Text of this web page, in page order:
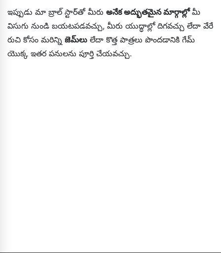
ఇప్పుడు మా బ్రాల్ స్టార్‌తో మీరు అనేక అద్భుతమైన మార్గాల్లోమీ
విసుగు నుండి బయటపడవచ్చు, మీరు యుద్ధాల్లో దిగవచ్చు లేదా వేరే
రుచి కోసం మరిన్ని జెమ్‌లు లేదా కొత్త పాత్రలు పొందడానికి గేమ్
యొక్క ఇతర పనులను పూర్తి చేయవచ్చు.